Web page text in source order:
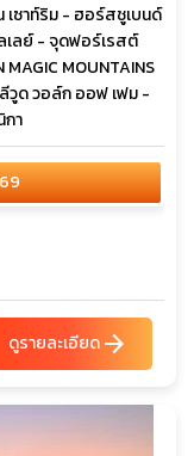
ซาท์ริม - ฮอร์สชูเบนด์
เลย์ - จุดฟอร์เรสต์
MOUNTAINS
วูด วอล์ก ออฟ เฟม -
า
ดูรายละเอียดarrow_forward